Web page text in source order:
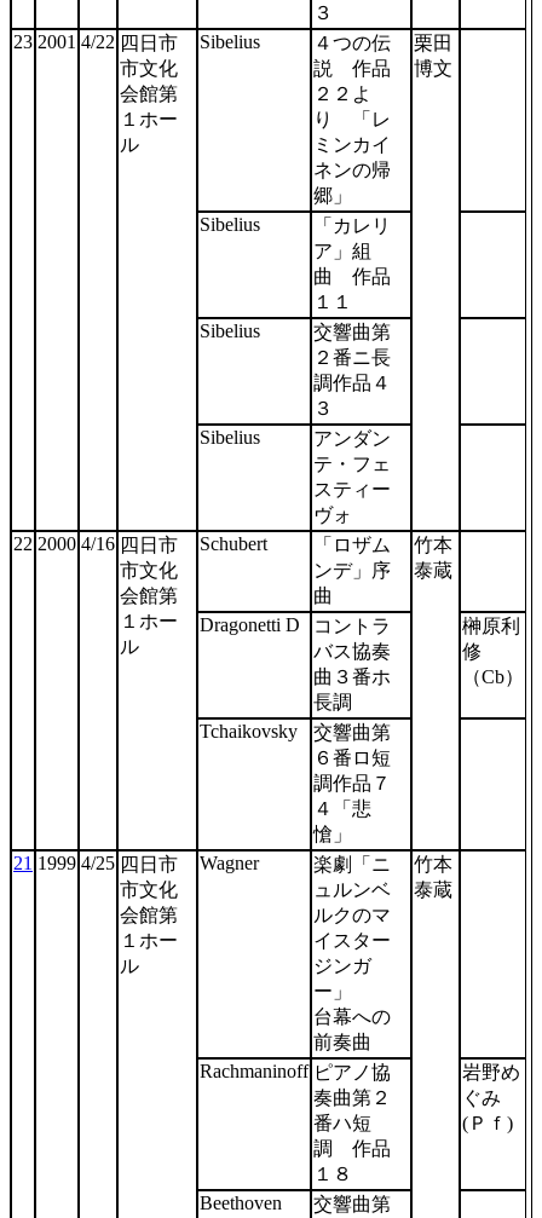
３
23 2001 4/22 四日市
市文化
会館第
１ホー
ル
Sibelius
４つの伝
説 作品
２２よ
り 「レ
ミンカイ
ネンの帰
郷」
栗田
博文
Sibelius
「カレリ
ア」組
曲 作品
１１
Sibelius
交響曲第
２番ニ長
調作品４
３
Sibelius
アンダン
テ・フェ
スティー
ヴォ
22 2000 4/16 四日市
市文化
会館第
１ホー
ル
Schubert
「ロザム
ンデ」序
曲
竹本
泰蔵
Dragonetti D
コントラ
バス協奏
曲３番ホ
長調
榊原利
修
（Cb）
Tchaikovsky
交響曲第
６番ロ短
調作品７
４「悲
愴」
21 1999 4/25 四日市
市文化
会館第
１ホー
ル
Wagner
楽劇「ニ
ュルンベ
ルクのマ
イスター
ジンガ
ー」
台幕への
前奏曲
竹本
泰蔵
Rachmaninoff ピアノ協
奏曲第２
番ハ短
調 作品
１８
岩野め
ぐみ
(Ｐｆ)
Beethoven
交響曲第